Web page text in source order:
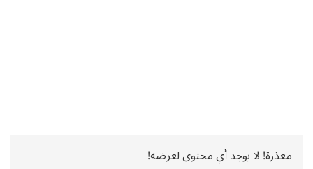
معذرة! لا يوجد أي محتوى لعرضه!